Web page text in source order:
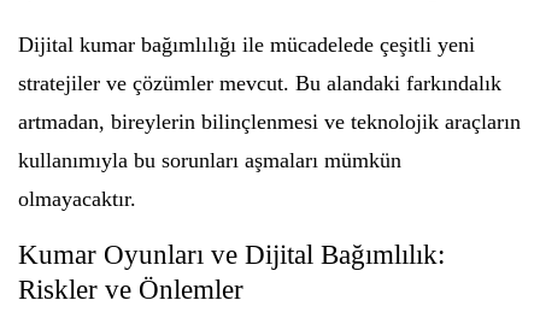
Dijital kumar bağımlılığı ile mücadelede çeşitli yeni
stratejiler ve çözümler mevcut. Bu alandaki farkındalık
artmadan, bireylerin bilinçlenmesi ve teknolojik araçların
kullanımıyla bu sorunları aşmaları mümkün
olmayacaktır.
Kumar Oyunları ve Dijital Bağımlılık:
Riskler ve Önlemler